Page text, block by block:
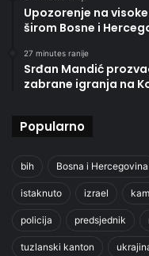
Upozorenje na
širom Bosne i
27 minutes ranije
Srđan Mandić
zabrane igranja na
Popularno
bih Bosna i Hercegovina
istaknuto izrael
policija predsjednik
tuzlanski kanton